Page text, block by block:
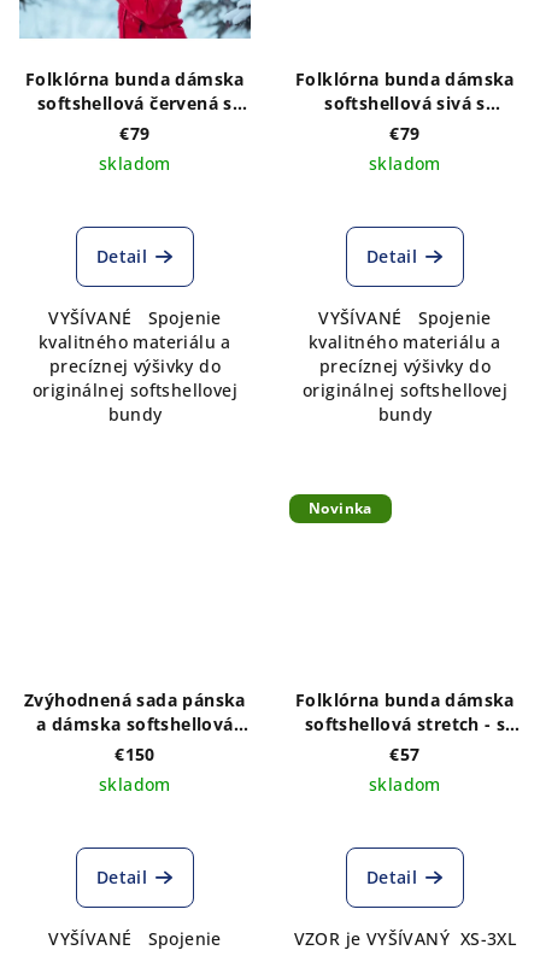
Folklórna bunda dámska
softshellová červená s
VÝŠIVKOU vzoru Adam v
bielej farbne vpredu a
vzadu
€79
skladom
Detail
VYŠÍVANÉ Spojenie
kvalitného materiálu a
precíznej výšivky do
originálnej softshellovej
bundy
Folklórna bunda dámska
softshellová sivá s
VÝŠIVKOU vzoru Adam vo
farebnom prevedení
vpredu a vzadu
€79
skladom
Detail
VYŠÍVANÉ Spojenie
kvalitného materiálu a
precíznej výšivky do
originálnej softshellovej
bundy
Zvýhodnená sada pánska
a dámska softshellová
bunda s výšivkou na
možnosť výberu farby
€150
skladom
Detail
VYŠÍVANÉ Spojenie
Novinka
Folklórna bunda dámska
softshellová stretch - s
VÝŠIVKOU vzoru IKA
€57
skladom
Detail
VZOR je VYŠÍVANÝ XS-3XL